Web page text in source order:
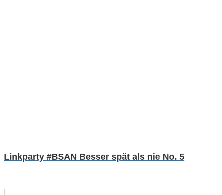
Linkparty #BSAN Besser spät als nie No. 5